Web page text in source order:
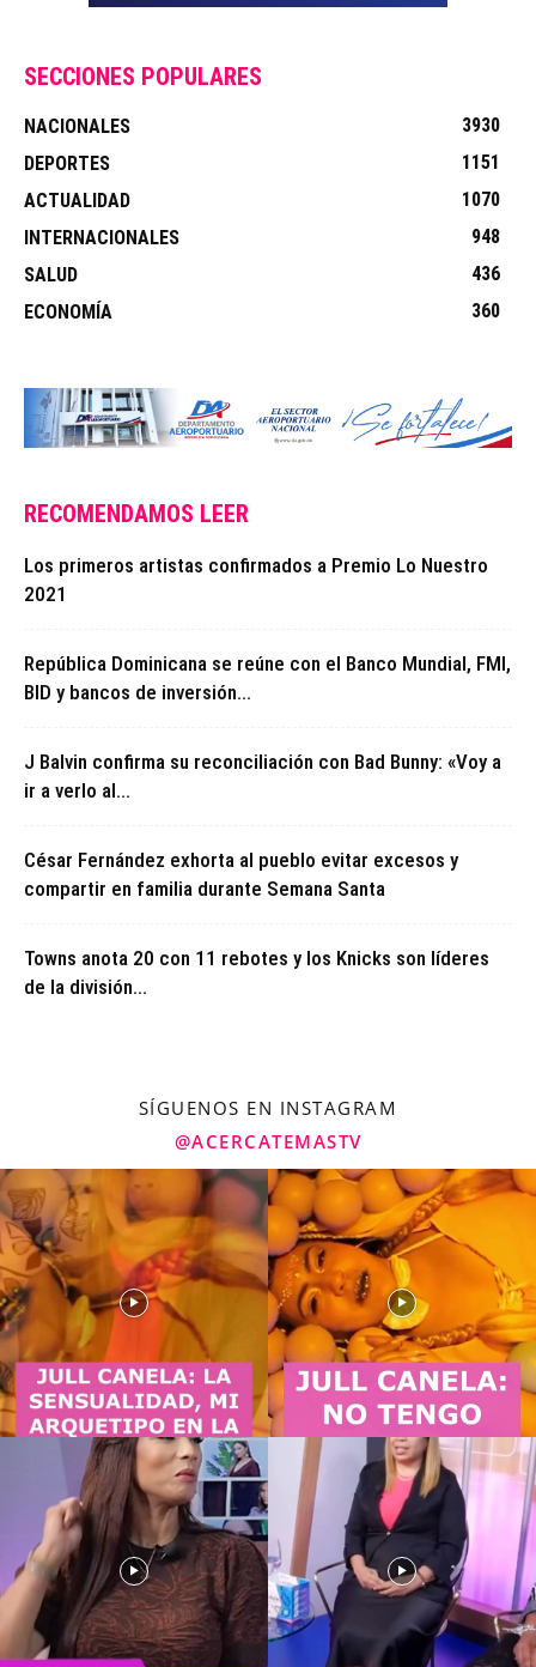
SECCIONES POPULARES
NACIONALES
3930
DEPORTES
1151
ACTUALIDAD
1070
INTERNACIONALES
948
SALUD
436
ECONOMÍA
360
RECOMENDAMOS LEER
Los primeros artistas confirmados a Premio Lo Nuestro
2021
República Dominicana se reúne con el Banco Mundial, FMI,
BID y bancos de inversión...
J Balvin confirma su reconciliación con Bad Bunny: «Voy a
ir a verlo al...
César Fernández exhorta al pueblo evitar excesos y
compartir en familia durante Semana Santa
Towns anota 20 con 11 rebotes y los Knicks son líderes
de la división...
SÍGUENOS EN INSTAGRAM
@ACERCATEMASTV